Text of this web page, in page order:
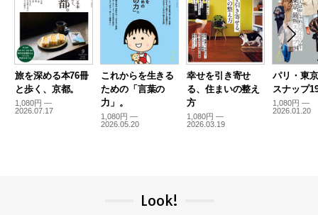
旅を深める本76冊
と歩く、京都。
1,080円 —
2026.07.17
これからを生きる
ための「言葉の
力」。
1,080円 —
2026.05.20
幸せを引き寄せ
る、住まいの整え
方
1,080円 —
2026.03.19
パリ・東
スナップ
1,080円 —
2026.01.20
Look!